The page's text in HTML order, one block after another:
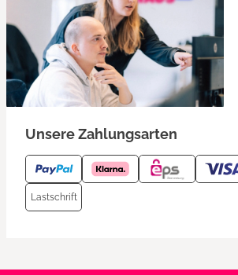
Unsere Zahlungsarten
Lastschrift